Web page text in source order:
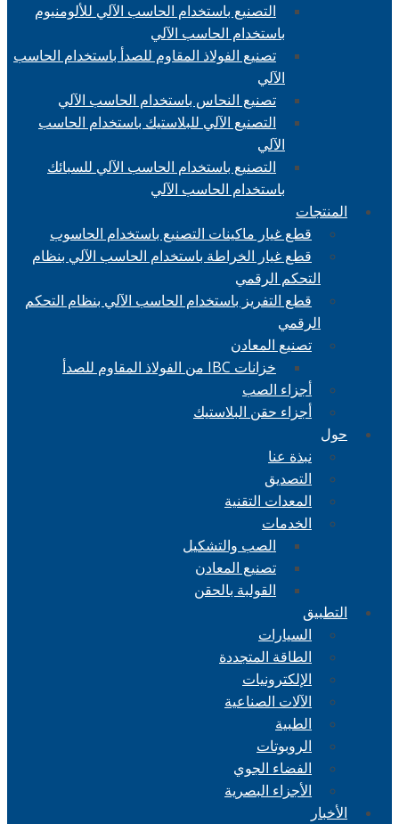
التصنيع باستخدام الحاسب الآلي للألومنيوم
باستخدام الحاسب الآلي
تصنيع الفولاذ المقاوم للصدأ باستخدام الحاسب
الآلي
تصنيع النحاس باستخدام الحاسب الآلي
التصنيع الآلي للبلاستيك باستخدام الحاسب
الآلي
التصنيع باستخدام الحاسب الآلي للسبائك
باستخدام الحاسب الآلي
المنتجات
قطع غيار ماكينات التصنيع باستخدام الحاسوب
قطع غيار الخراطة باستخدام الحاسب الآلي بنظام
التحكم الرقمي
قطع التفريز باستخدام الحاسب الآلي بنظام التحكم
الرقمي
تصنيع المعادن
خزانات IBC من الفولاذ المقاوم للصدأ
أجزاء الصب
أجزاء حقن البلاستيك
حول
نبذة عنا
التصديق
المعدات التقنية
الخدمات
الصب والتشكيل
تصنيع المعادن
القولبة بالحقن
التطبيق
السيارات
الطاقة المتجددة
الإلكترونيات
الآلات الصناعية
الطبية
الروبوتات
الفضاء الجوي
الأجزاء البصرية
الأخبار